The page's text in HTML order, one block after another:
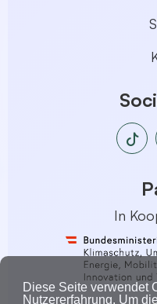
Diese Seite verwendet
Nutzererfahrung. Um
In